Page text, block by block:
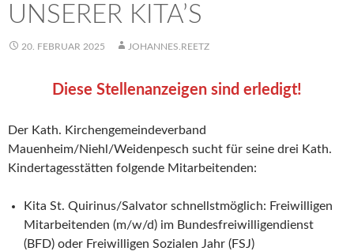
UNSERER KITA’S
20. FEBRUAR 2025 JOHANNES.REETZ
Diese Stellenanzeigen sind erledigt!
Der Kath. Kirchengemeindeverband
Mauenheim/Niehl/Weidenpesch sucht für seine drei Kath.
Kindertagesstätten folgende Mitarbeitenden:
Kita St. Quirinus/Salvator schnellstmöglich: Freiwilligen
Mitarbeitenden (m/w/d) im Bundesfreiwilligendienst
(BFD) oder Freiwilligen Sozialen Jahr (FSJ)